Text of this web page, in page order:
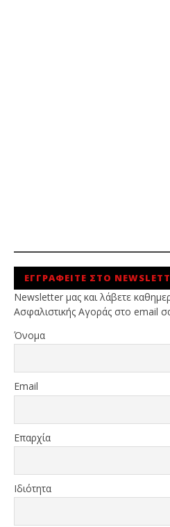
ΕΓΓΡΑΦΕΙΤΕ ΣΤΟ
Newsletter μας και λάβετε
Ασφαλιστικής Αγοράς στο email
Όνομα
Email
Επαρχία
Ιδιότητα